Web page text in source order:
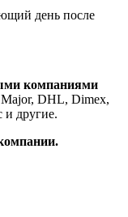
день после
компаниями
DHL, Dimex,
другие.